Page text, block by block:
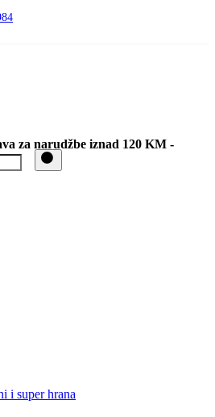
za narudžbe iznad 120 KM -
i super hrana